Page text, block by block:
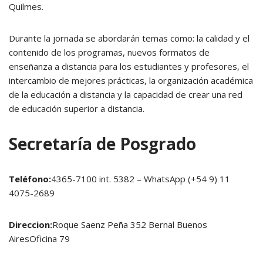
Quilmes.
Durante la jornada se abordarán temas como: la calidad y el
contenido de los programas, nuevos formatos de
enseñanza a distancia para los estudiantes y profesores, el
intercambio de mejores prácticas, la organización académica
de la educación a distancia y la capacidad de crear una red
de educación superior a distancia.
Secretaría de Posgrado
Teléfono:4365-7100 int. 5382 – WhatsApp (+54 9) 11
4075-2689
Direccion:Roque Saenz Peña 352 Bernal Buenos
AiresOficina 79